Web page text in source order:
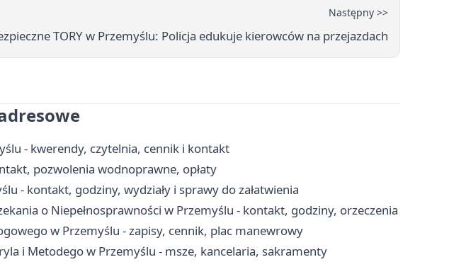
Następny >>
TORY w Przemyślu: Policja edukuje kierowców na przejazdach
- kwerendy, czytelnia, cennik i kontakt
pozwolenia wodnoprawne, opłaty
- kontakt, godziny, wydziały i sprawy do załatwienia
o Niepełnosprawności w Przemyślu - kontakt, godziny, orzeczenia
w Przemyślu - zapisy, cennik, plac manewrowy
i Metodego w Przemyślu - msze, kancelaria, sakramenty